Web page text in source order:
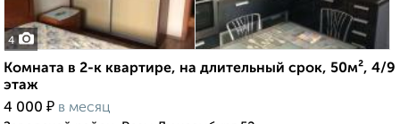
4
Комната в 2-к квартире, на длительный срок, 50м², 4/9
этаж
4 000 ₽ в месяц